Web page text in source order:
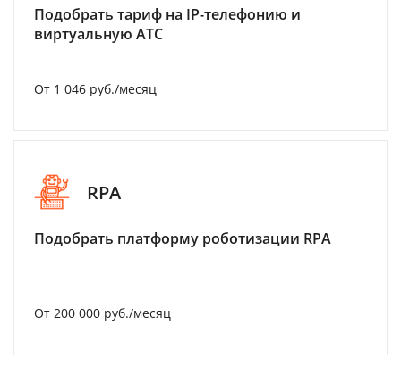
Подобрать тариф на IP-телефонию и
виртуальную АТС
От 1 046 руб./месяц
RPA
Подобрать платформу роботизации RPA
От 200 000 руб./месяц